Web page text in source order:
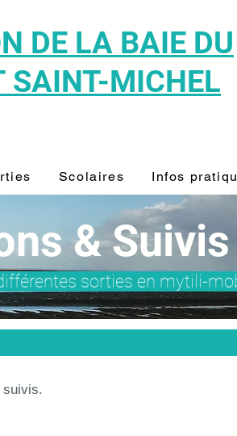
DE LA BAIE DU
SAINT-MICHEL
Scolaires Infos
& Suivis
sorties en mytili-
suivis.